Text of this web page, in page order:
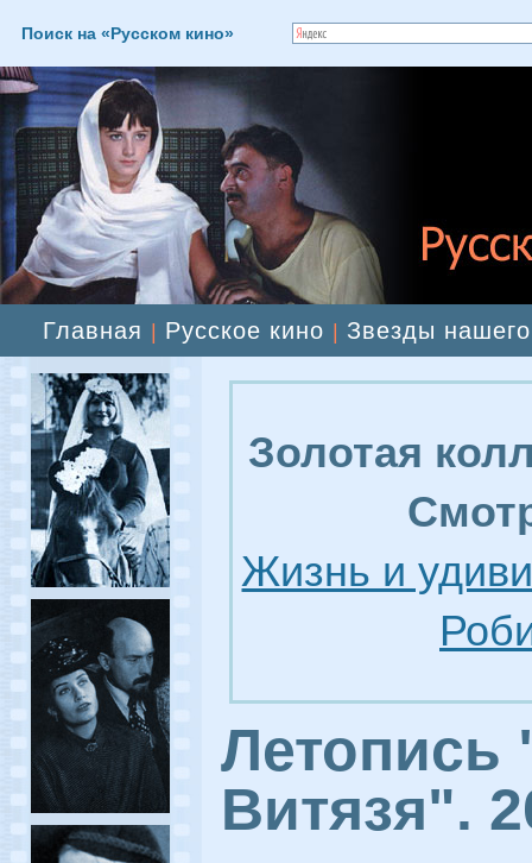
Поиск на «Русском кино»
Главная Русское кино Звезды
Золотая
Жизнь и
Летопись
Витязя".